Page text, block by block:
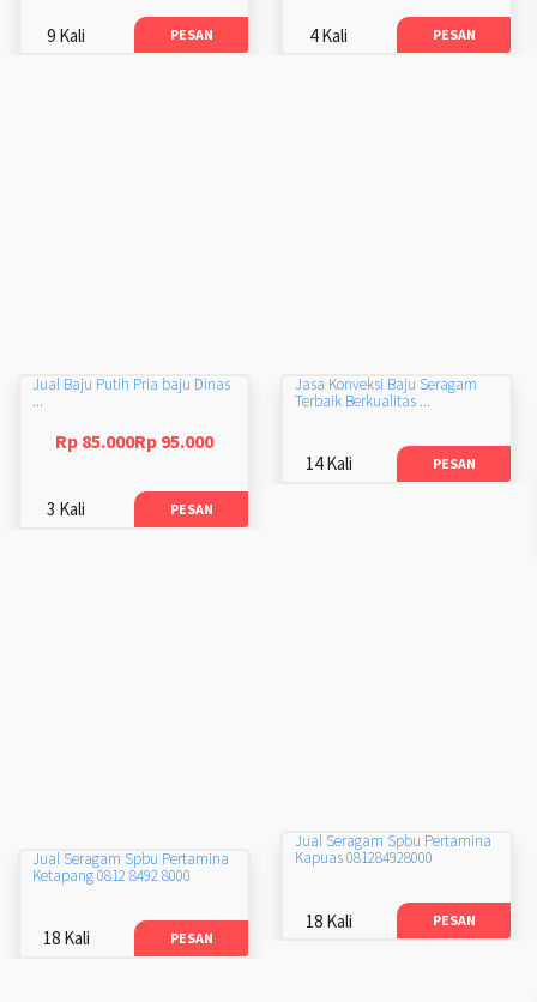
9 Kali PESAN 4 Kali PESAN
Jual Baju Putih Pria baju Dinas
...
Rp 85.000Rp 95.000
3 Kali PESAN
Jasa Konveksi Baju Seragam
Terbaik Berkualitas ...
14 Kali PESAN
Jual Seragam Spbu Pertamina
Kapuas 081284928000
18 Kali PESAN
Jual Seragam Spbu Pertamina
Ketapang 0812 8492 8000
18 Kali PESAN